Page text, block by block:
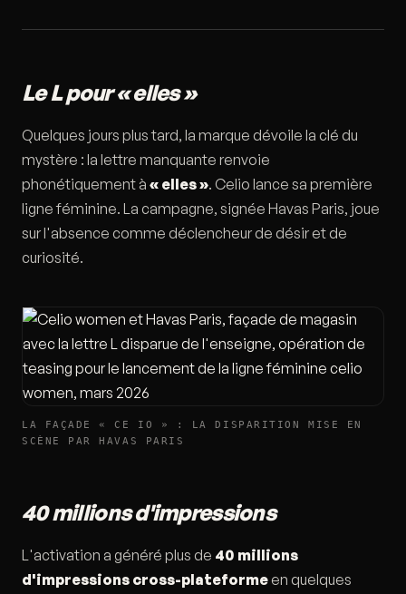
Le L pour « elles »
Quelques jours plus tard, la marque dévoile la clé du
mystère : la lettre manquante renvoie
phonétiquement à « elles ». Celio lance sa première
ligne féminine. La campagne, signée Havas Paris, joue
sur l'absence comme déclencheur de désir et de
curiosité.
LA FAÇADE « CE IO » : LA DISPARITION MISE EN
SCÈNE PAR HAVAS PARIS
40 millions d'impressions
L'activation a généré plus de 40 millions
d'impressions cross-plateformeen quelques